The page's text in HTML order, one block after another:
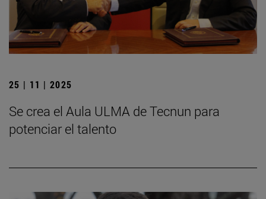
25 | 11 | 2025
Se crea el Aula ULMA de Tecnun para
potenciar el talento